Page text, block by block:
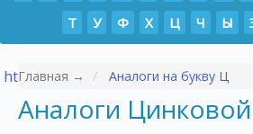
https://p-tour.ru/countries/vetnam/
Т
У Ф Х Ц Ч Ы
Главная → Аналоги на букву Ц
Аналоги